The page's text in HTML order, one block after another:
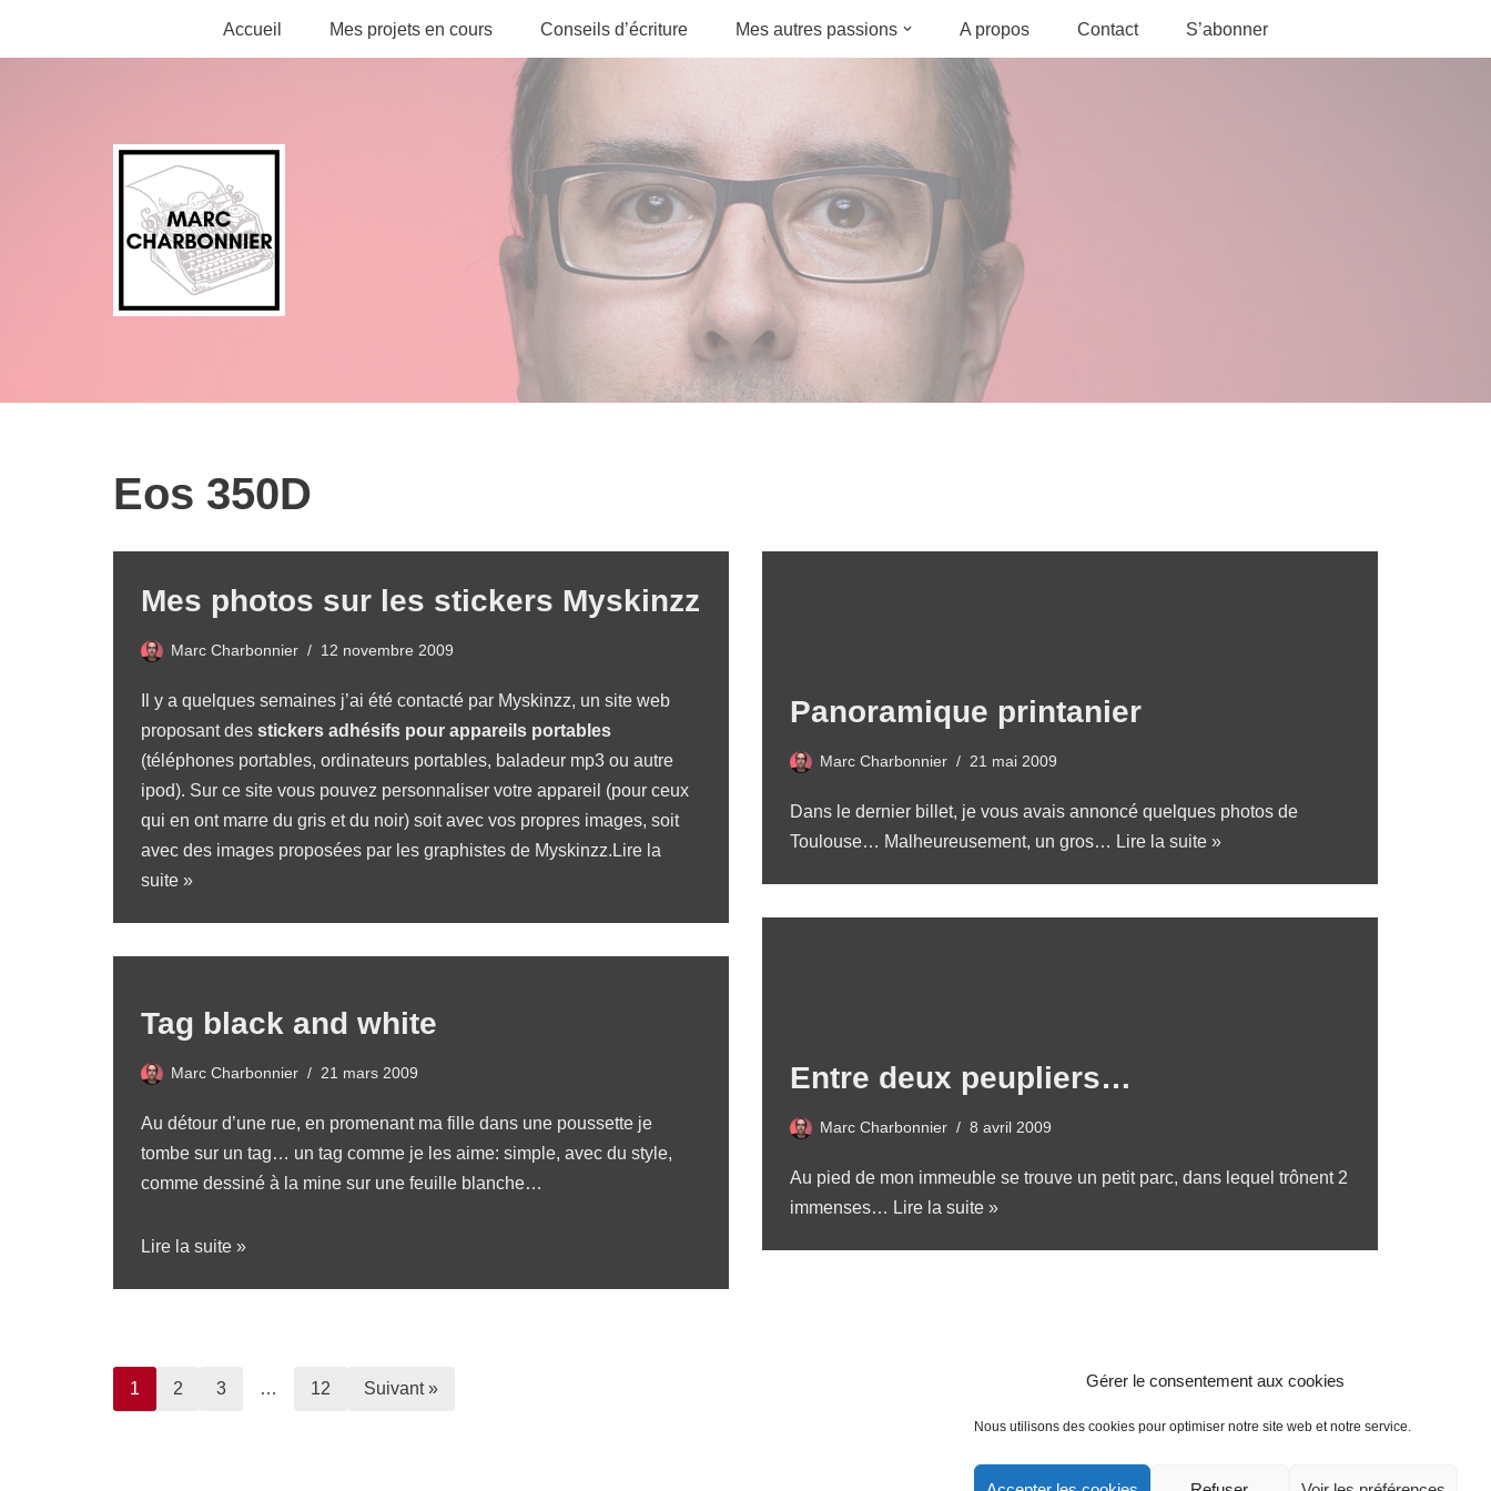
Gérer le consentement aux cookies
Nous utilisons des cookies pour optimiser notre site web et notre service.
Aller
Accueil Mes projets en cours Conseils d’écriture Mes autres passions A propos Contact S’abonner
Eos 350D
Mes photos sur les stickers Myskinzz
Marc Charbonnier 12 novembre 2009
Il y a quelques semaines j’ai été contacté par Myskinzz, un site web
proposant des stickers adhésifs pour appareils portables
(téléphones portables, ordinateurs portables, baladeur mp3 ou autre
ipod). Sur ce site vous pouvez personnaliser votre appareil (pour ceux
qui en ont marre du gris et du noir) soit avec vos propres images, soit
avec des images proposées par les graphistes de Myskinzz. Lire la
suite »
Panoramique printanier
Marc Charbonnier 21 mai 2009
Dans le dernier billet, je vous avais annoncé quelques photos de
Toulouse… Malheureusement, un gros… Lire la suite »
Entre deux peupliers…
Marc Charbonnier 8 avril 2009
Au pied de mon immeuble se trouve un petit parc, dans lequel trônent 2
immenses… Lire la suite »
Tag black and white
Marc Charbonnier 21 mars 2009
Au détour d’une rue, en promenant ma fille dans une poussette je
tombe sur un tag… un tag comme je les aime: simple, avec du style,
comme dessiné à la mine sur une feuille blanche…
Lire la suite »
1 2 3 … 12 Suivant »